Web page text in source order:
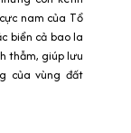
nam của Tổ
biển cả bao la
thẫm, giúp lưu
của vùng đất